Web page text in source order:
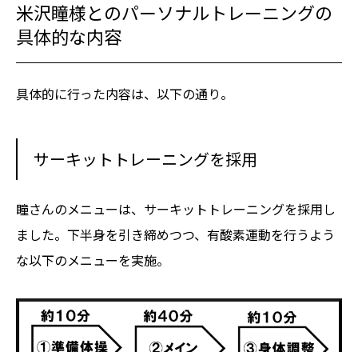
米沢瞳様とのパーソナルトレーニングの
具体的な内容
具体的に行った内容は、以下の通り。
サーキットトレーニングを採用
瞳さんのメニューは、サーキットトレーニングを採用し
ました。下半身を引き締めつつ、有酸素運動を行うよう
な以下のメニューを実施。